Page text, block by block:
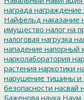
награда награждение
Найфельд наказание
имущество налог на
налоговая нагрузка
нападение напорный
нарколаборатория
растения наркотики
нарушение тишины и
безопасности насвай
Баженова наука Наум